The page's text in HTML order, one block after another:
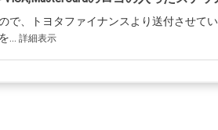
で、トヨタファイナンスより送付させて
... 詳細表示